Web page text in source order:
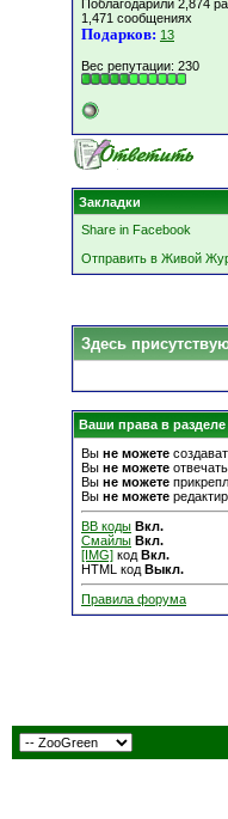
Поблагодарили 2,874
1,471 сообщениях
Подарков: 13
Вес репутации: 230
Закладки
Share in Facebook
Отправить в Живой
Здесь
Ваши права в разделе
Вы не можете
Вы не можете
Вы не можете
Вы не можете
BB коды Вкл.
Смайлы Вкл.
[IMG] код Вкл.
HTML код Выкл.
Правила форума